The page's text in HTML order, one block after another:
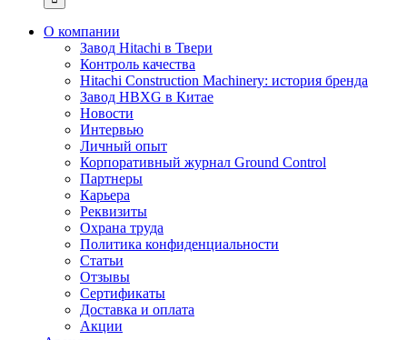
О компании
Завод Hitachi в Твери
Контроль качества
Hitachi Construction Machinery: история бренда
Завод HBXG в Китае
Новости
Интервью
Личный опыт
Корпоративный журнал Ground Control
Партнеры
Карьера
Реквизиты
Охрана труда
Политика конфиденциальности
Статьи
Отзывы
Сертификаты
Доставка и оплата
Акции